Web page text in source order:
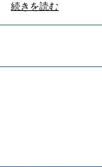
続きを読む